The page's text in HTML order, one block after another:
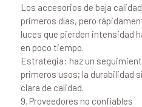
Los accesorios de baja
primeros días, pero
luces que pierden intensidad
en poco tiempo.
Estrategia: haz un
primeros usos; la durabilidad
clara de calidad.
9. Proveedores no confiables